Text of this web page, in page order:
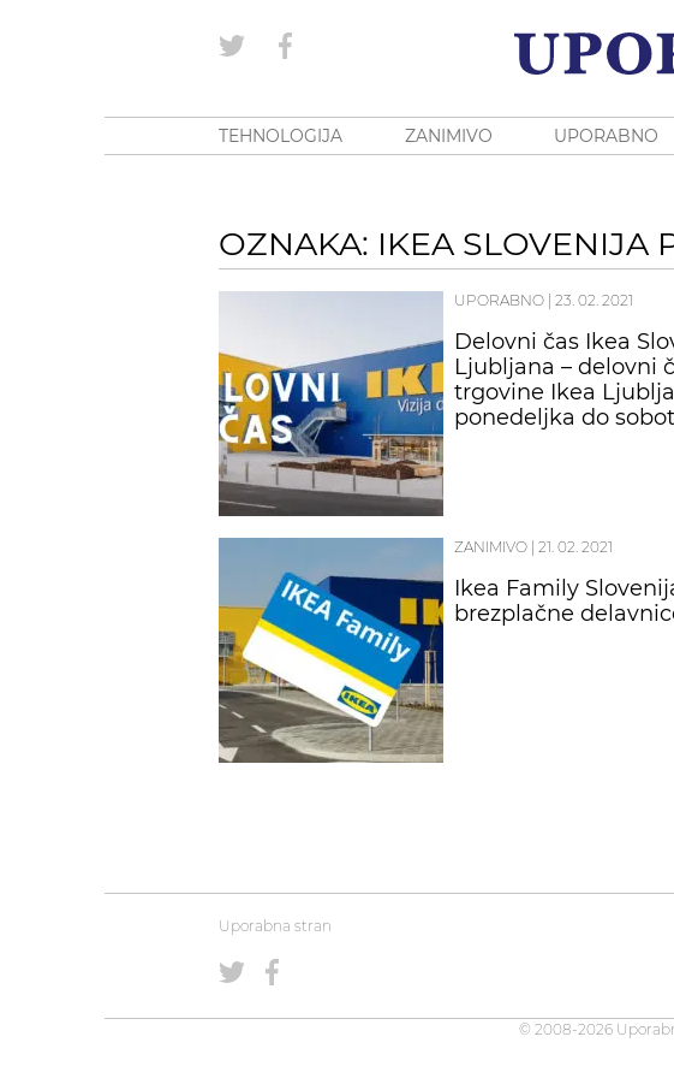
TEHNOLOGIJA ZANIMIVO UPORABNO
OZNAKA: IKEA SLOVENIJA
UPORABNO 23. 02. 2021
Delovni čas Ikea
Ljubljana – delovni
trgovine Ikea
ponedeljka do
ZANIMIVO 21. 02. 2021
Ikea Family
brezplačne
Uporabna stran
© 2008-2026